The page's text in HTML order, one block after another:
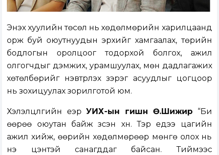
Энэхүү хуулийн төсөл нь хөдөлмөрийн харилцаанд
орж буй оюутнуудын эрхийг хамгаалах, төрийн
бодлогын оролцоог тодорхой болгох, ажил
олгогчдыг дэмжих, урамшуулах, мөн дадлагажих
хөтөлбөрийг нэвтрүүлэх зэрэг асуудлыг цогцоор
нь зохицуулах зорилготой юм.
Хэлэлцүүлгийн үеэрУИХ-ын гишүүн Ө.Шижир “Би
өөрөө оюутан байж үзсэн хүн. Тэр үедээ цагийн
ажил хийж, өөрийн хөдөлмөрөөр мөнгө олох нь
үнэ цэнтэй санагддаг байсан. Тиймээс